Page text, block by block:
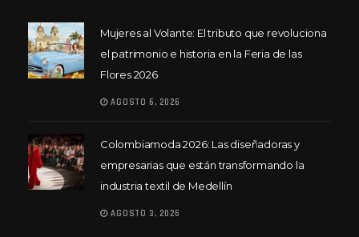
Mujeres al Volante: El tributo que revoluciona
el patrimonio e historia en la Feria de las
Flores 2026
AGOSTO 6, 2026
Colombiamoda 2026: Las diseñadoras y
empresarias que están transformando la
industria textil de Medellín
AGOSTO 3, 2026